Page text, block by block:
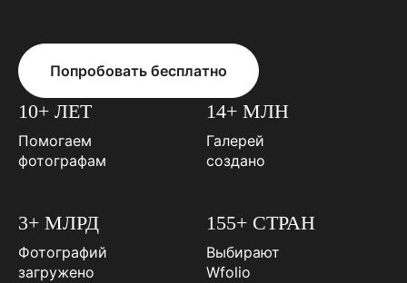
Попробовать бесплатно
10+ ЛЕТ
Помогаем
фотографам
14+ МЛН
Галерей
создано
3+ МЛРД
Фотографий
загружено
155+ СТРАН
Выбирают
Wfolio